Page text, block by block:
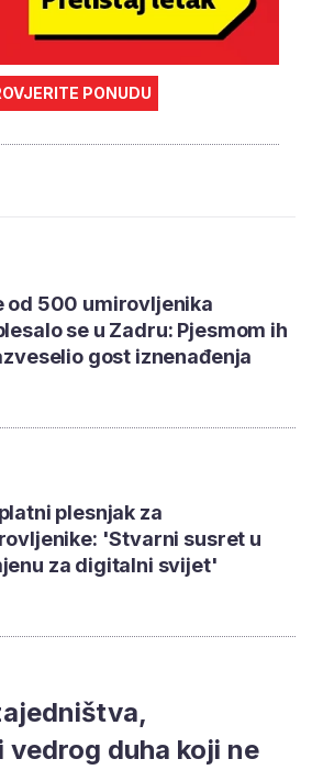
PONUDU
od 500 umirovljenika
se u Zadru: Pjesmom ih
gost iznenađenja
plesnjak za
'Stvarni susret u
za digitalni svijet'
duha koji ne